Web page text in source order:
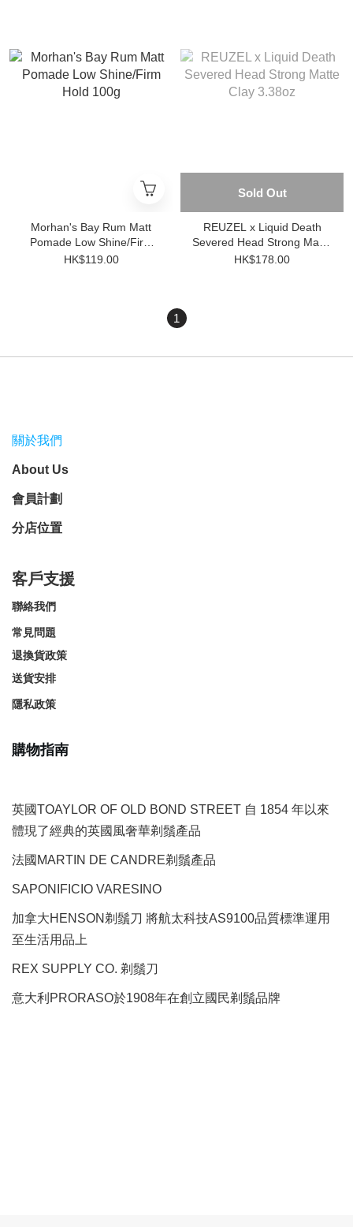
Morhan's Bay Rum Matt
Pomade Low Shine/Firm
Hold 100g
HK$119.00
Sold Out
REUZEL x Liquid Death
Severed Head Strong Matte
Clay 3.38oz
HK$178.00
1
關於我們
About Us
會員計劃
分店位置
客戶支援
聯絡我們
常見問題
退換貨政策
送貨安排
隱私政策
購物指南
英國TOAYLOR OF OLD BOND STREET 自 1854 年以來
體現了經典的英國風奢華剃鬚產品
法國MARTIN DE CANDRE剃鬚產品
SAPONIFICIO VARESINO
加拿大HENSON剃鬚刀 將航太科技AS9100品質標準運用
至生活用品上
REX SUPPLY CO. 剃鬚刀
意大利PRORASO於1908年在創立國民剃鬚品牌